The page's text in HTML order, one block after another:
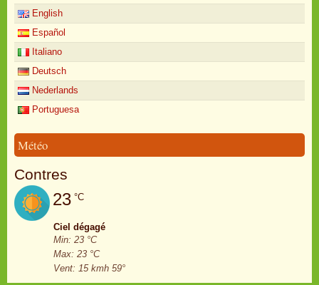
English
Español
Italiano
Deutsch
Nederlands
Portuguesa
Météo
Contres
23 °C
Ciel dégagé
Min: 23 °C
Max: 23 °C
Vent: 15 kmh 59°